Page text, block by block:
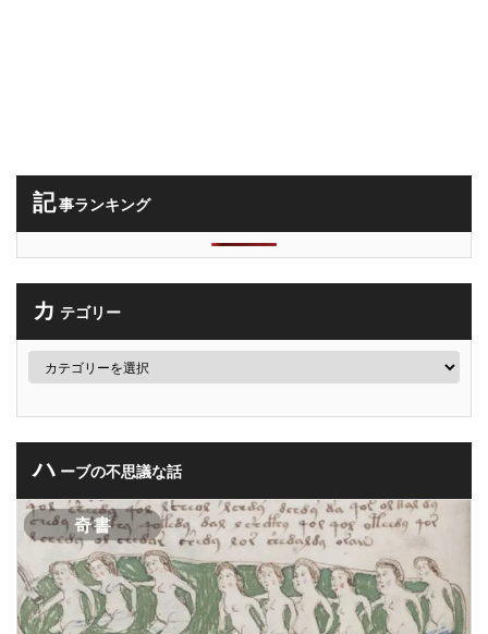
記事ランキング
カ テゴリー
ハ ーブの不思議な話